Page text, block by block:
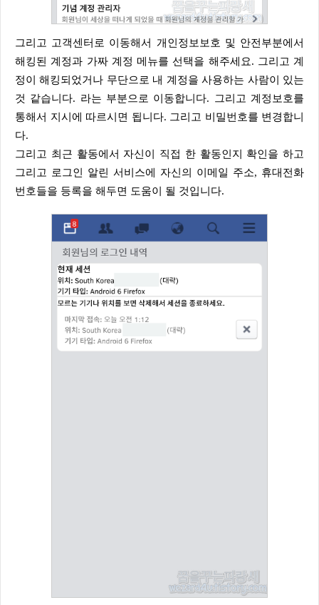
그리고 고객센터로 이동해서 개인정보보호 및 안전부분에서
해킹된 계정과 가짜 계정 메뉴를 선택을 해주세요. 그리고 계
정이 해킹되었거나 무단으로 내 계정을 사용하는 사람이 있는
것 같습니다. 라는 부분으로 이동합니다. 그리고 계정보호를
통해서 지시에 따르시면 됩니다. 그리고 비밀번호를 변경합니
다.
그리고 최근 활동에서 자신이 직접 한 활동인지 확인을 하고
그리고 로그인 알린 서비스에 자신의 이메일 주소, 휴대전화
번호들을 등록을 해두면 도움이 될 것입니다.